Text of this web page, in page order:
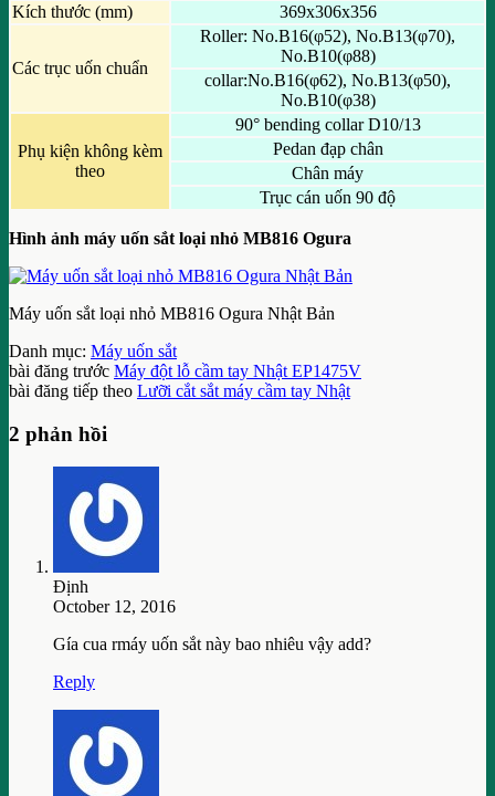
Kích thước (mm)
369x306x356
Các trục uốn chuẩn
Roller: No.B16(φ52), No.B13(φ70),
No.B10(φ88)
collar:No.B16(φ62), No.B13(φ50),
No.B10(φ38)
Phụ kiện không kèm
theo
90° bending collar D10/13
Pedan đạp chân
Chân máy
Trục cán uốn 90 độ
Hình ảnh máy uốn sắt loại nhỏ MB816 Ogura
Máy uốn sắt loại nhỏ MB816 Ogura Nhật Bản
Danh mục: Máy uốn sắt
bài đăng trước Máy đột lỗ cầm tay Nhật EP1475V
bài đăng tiếp theo Lưỡi cắt sắt máy cầm tay Nhật
2 phản hồi
Định
October 12, 2016
Gía cua rmáy uốn sắt này bao nhiêu vậy add?
Reply